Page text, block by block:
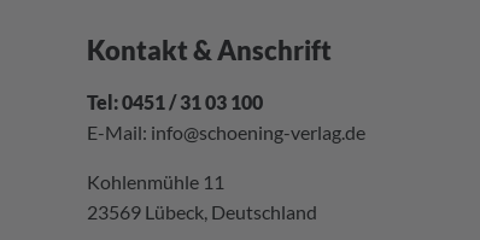
Kontakt & Anschrift
Tel: 0451 / 31 03 100
E-Mail: info@schoening-verlag.de
Kohlenmühle 11
23569 Lübeck, Deutschland